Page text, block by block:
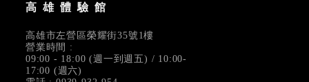
高雄體驗館
高雄市左營區榮耀街35號1樓
營業時間 :
09:00 - 18:00 (週一到週五) / 10:00-
17:00 (週六)